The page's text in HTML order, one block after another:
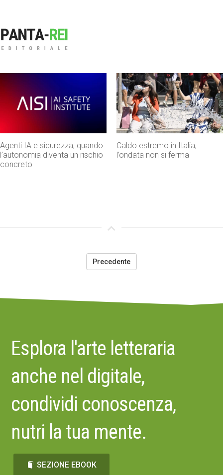
Agenti IA e sicurezza, quando
l’autonomia diventa un rischio
concreto
Caldo estremo in Italia,
l’ondata non si ferma
Precedente
Esplora l'arte letteraria
anche nel digitale,
condividi conoscenza,
nutri la tua mente.
SEZIONE EBOOK